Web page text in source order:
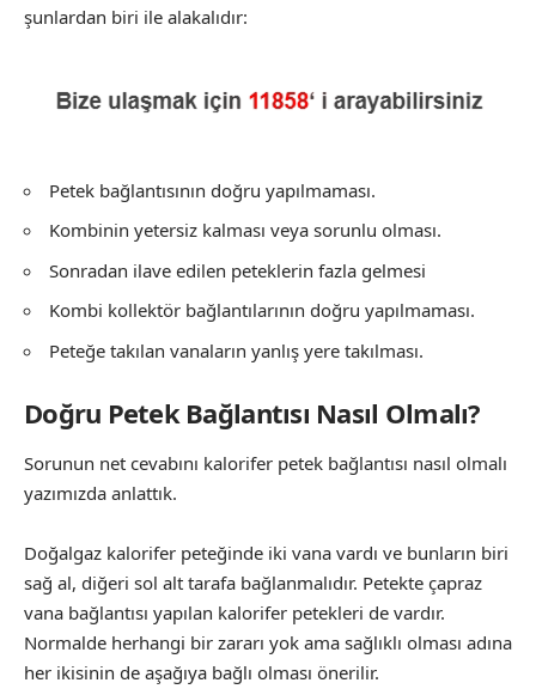
şunlardan biri ile alakalıdır:
Petek bağlantısının doğru yapılmaması.
Kombinin yetersiz kalması veya sorunlu olması.
Sonradan ilave edilen peteklerin fazla gelmesi
Kombi kollektör bağlantılarının doğru yapılmaması.
Peteğe takılan vanaların yanlış yere takılması.
Doğru Petek Bağlantısı Nasıl Olmalı?
Sorunun net cevabını kalorifer petek bağlantısı nasıl olmalı
yazımızda anlattık.
Doğalgaz kalorifer peteğinde iki vana vardı ve bunların biri
sağ al, diğeri sol alt tarafa bağlanmalıdır. Petekte çapraz
vana bağlantısı yapılan kalorifer petekleri de vardır.
Normalde herhangi bir zararı yok ama sağlıklı olması adına
her ikisinin de aşağıya bağlı olması önerilir.